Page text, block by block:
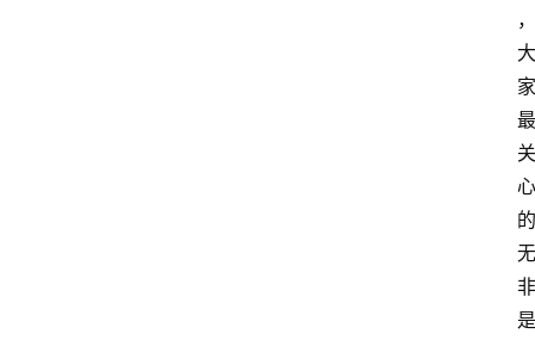
，
大
家
最
关
心
的
无
非
是